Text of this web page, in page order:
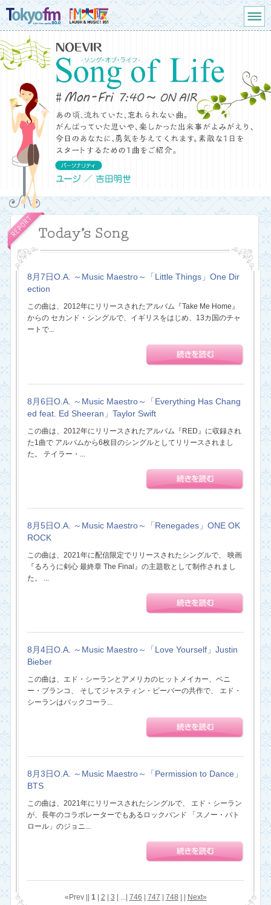
8月7日O.A. ～Music Maestro～「Little Things」One Dir
ection
この曲は、2012年にリリースされたアルバム『Take Me Home』
からの セカンド・シングルで、イギリスをはじめ、13カ国のチャ
ートで...
8月6日O.A. ～Music Maestro～「Everything Has Chang
ed feat. Ed Sheeran」Taylor Swift
この曲は、2012年にリリースされたアルバム『RED』に収録され
た1曲で アルバムから6枚目のシングルとしてリリースされまし
た。 テイラー・...
8月5日O.A. ～Music Maestro～「Renegades」ONE OK
ROCK
この曲は、2021年に配信限定でリリースされたシングルで、 映画
『るろうに剣心 最終章 The Final』の主題歌として制作されまし
た。 ...
8月4日O.A. ～Music Maestro～「Love Yourself」Justin
Bieber
この曲は、エド・シーランとアメリカのヒットメイカー、ベニ
ー・ブランコ、 そしてジャスティン・ビーバーの共作で、 エド・
シーランはバックコーラ...
8月3日O.A. ～Music Maestro～「Permission to Dance」
BTS
この曲は、2021年にリリースされたシングルで、 エド・シーラン
が、長年のコラボレーターでもあるロックバンド 「スノー・パト
ロール」のジョニ...
«Prev || 1| 2 3 | ...| 746 747 748 Next»